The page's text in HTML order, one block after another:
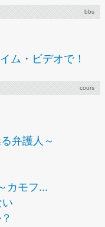
bbs
ム・ビデオで！
cours
弁護人～
カモフ...